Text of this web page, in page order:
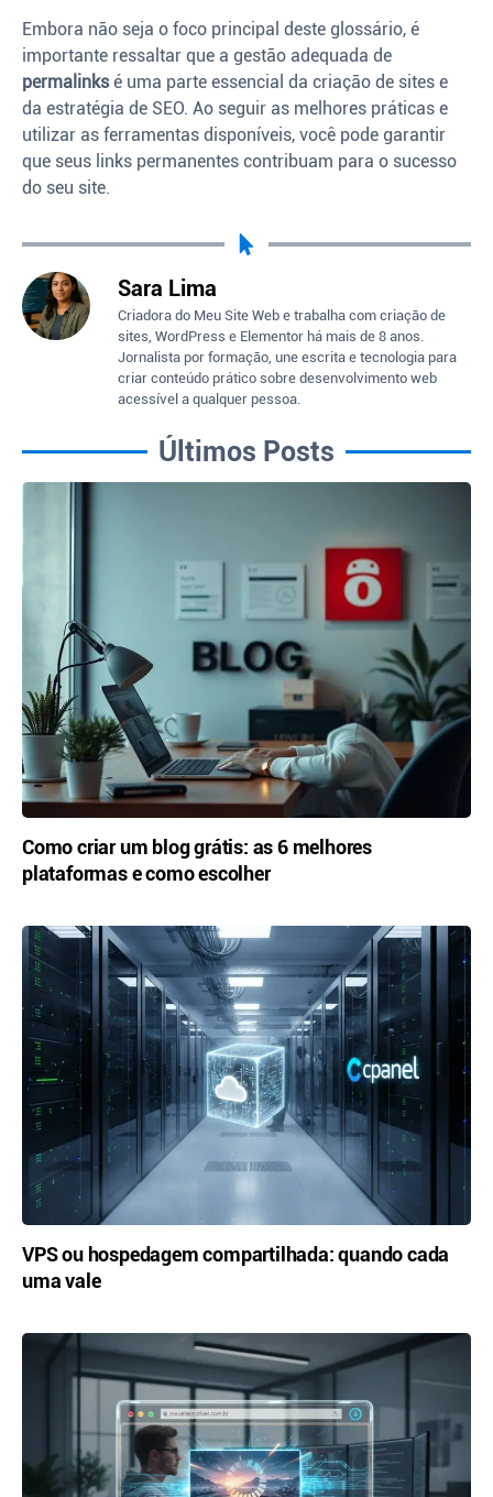
Embora não seja o foco principal deste glossário, é
importante ressaltar que a gestão adequada de
permalinksé uma parte essencial da criação de sites e
da estratégia de SEO. Ao seguir as melhores práticas e
utilizar as ferramentas disponíveis, você pode garantir
que seus links permanentes contribuam para o sucesso
do seu site.
Sara Lima
Criadora do Meu Site Web e trabalha com criação de
sites, WordPress e Elementor há mais de 8 anos.
Jornalista por formação, une escrita e tecnologia para
criar conteúdo prático sobre desenvolvimento web
acessível a qualquer pessoa.
Últimos Posts
Como criar um blog grátis: as 6 melhores
plataformas e como escolher
VPS ou hospedagem compartilhada: quando cada
uma vale